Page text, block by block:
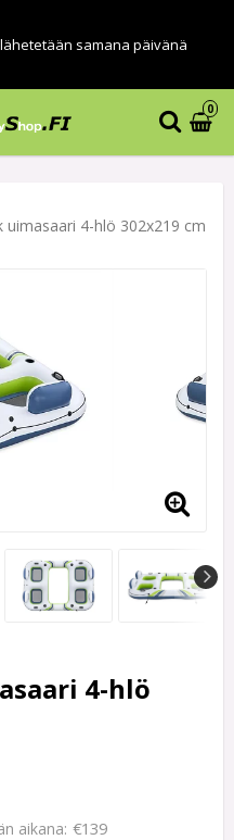
samana päivänä
0
uimasaari 4-hlö 302x219 cm
4-hlö
aikana €139